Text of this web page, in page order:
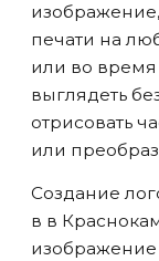
печати на
или во
выглядеть
отрисовать
или
Создание
в в
изображение